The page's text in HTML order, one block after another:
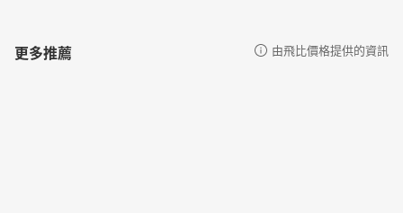
更多推薦 由飛比價格提供的資訊